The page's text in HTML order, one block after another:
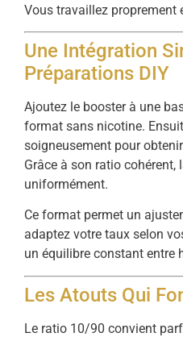
Vous travaillez proprement
Une Intégration
Préparations DIY
Ajoutez le booster à une
format sans nicotine.
soigneusement pour
Grâce à son ratio cohérent,
uniformément.
Ce format permet un
adaptez votre taux selon
un équilibre constant entre
Les Atouts Qui
Le ratio 10/90 convient